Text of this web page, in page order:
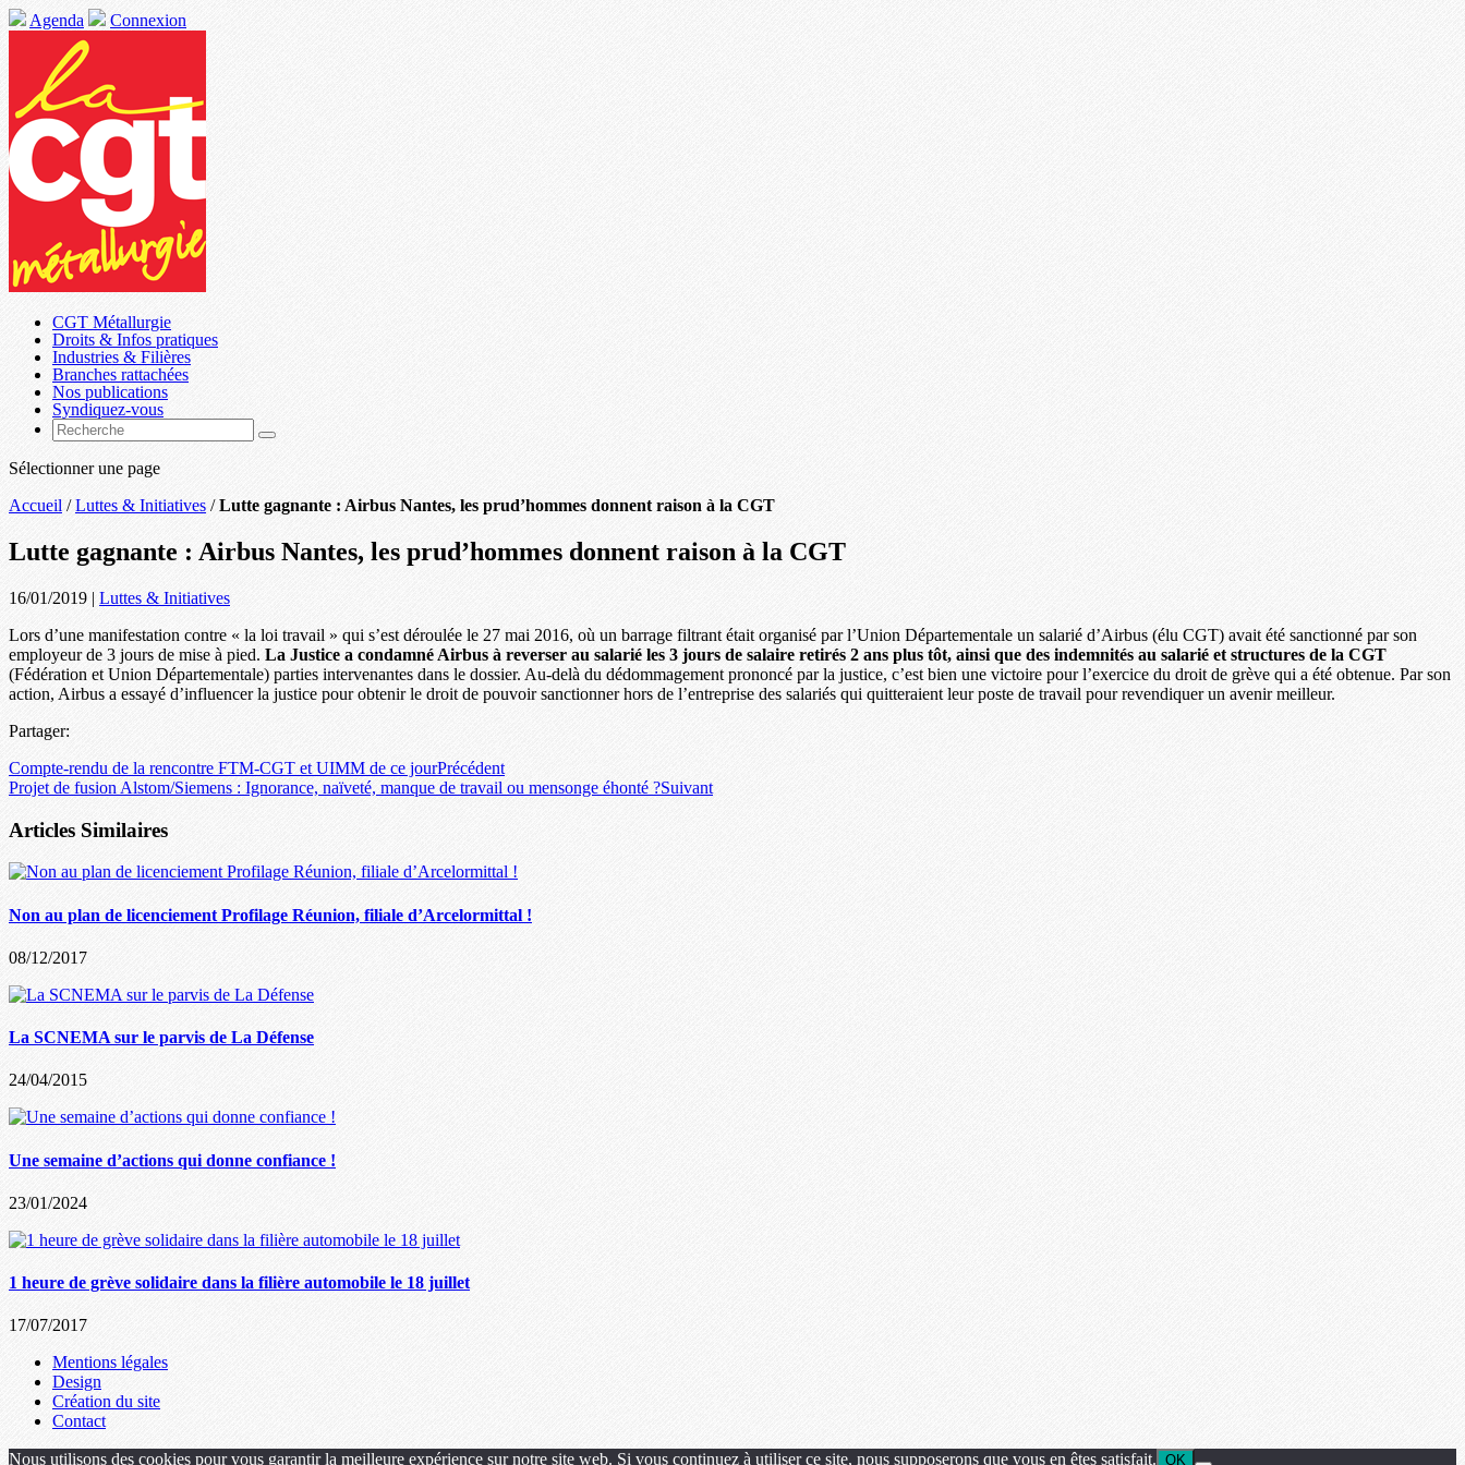
Agenda Connexion
CGT Métallurgie
Droits & Infos pratiques
Industries & Filières
Branches rattachées
Nos publications
Syndiquez-vous
Sélectionner une page
Accueil /Luttes & Initiatives /Lutte gagnante : Airbus Nantes, les prud’hommes donnent raison à la CGT
Lutte gagnante : Airbus Nantes, les prud’hommes donnent raison à la CGT
16/01/2019 | Luttes & Initiatives
Lors d’une manifestation contre « la loi travail » qui s’est déroulée le 27 mai 2016, où un barrage filtrant était organisé par l’Union Départementale un salarié d’Airbus (élu CGT) avait été sanctionné par son
employeur de 3 jours de mise à pied. La Justice a condamné Airbus à reverser au salarié les 3 jours de salaire retirés 2 ans plus tôt, ainsi que des indemnités au salarié et structures de la CGT
(Fédération et Union Départementale) parties intervenantes dans le dossier. Au-delà du dédommagement prononcé par la justice, c’est bien une victoire pour l’exercice du droit de grève qui a été obtenue. Par son
action, Airbus a essayé d’influencer la justice pour obtenir le droit de pouvoir sanctionner hors de l’entreprise des salariés qui quitteraient leur poste de travail pour revendiquer un avenir meilleur.
Partager:
Compte-rendu de la rencontre FTM-CGT et UIMM de ce jourPrécédent
Projet de fusion Alstom/Siemens : Ignorance, naïveté, manque de travail ou mensonge éhonté ?Suivant
Articles Similaires
Non au plan de licenciement Profilage Réunion, filiale d’Arcelormittal !
08/12/2017
La SCNEMA sur le parvis de La Défense
24/04/2015
Une semaine d’actions qui donne confiance !
23/01/2024
1 heure de grève solidaire dans la filière automobile le 18 juillet
17/07/2017
Mentions légales
Design
Création du site
Contact
Nous utilisons des cookies pour vous garantir la meilleure expérience sur notre site web. Si vous continuez à utiliser ce site, nous supposerons que vous en êtes satisfait. OK